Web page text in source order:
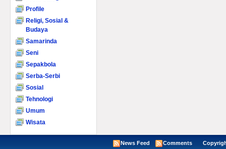
Profile
Religi, Sosial &
Budaya
Samarinda
Seni
Sepakbola
Serba-Serbi
Sosial
Tehnologi
Umum
Wisata
News Feed Comments Copyright